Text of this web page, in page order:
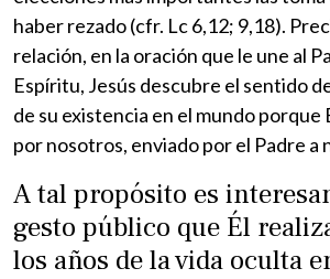
haber rezado (cfr. Lc 6,12; 9,18).
relación, en la oración que le une al
Espíritu, Jesús descubre el sentido
de su existencia en el mundo porque
por nosotros, enviado por el Padre a
A tal propósito es
gesto público que Él
los años de la vida oculta